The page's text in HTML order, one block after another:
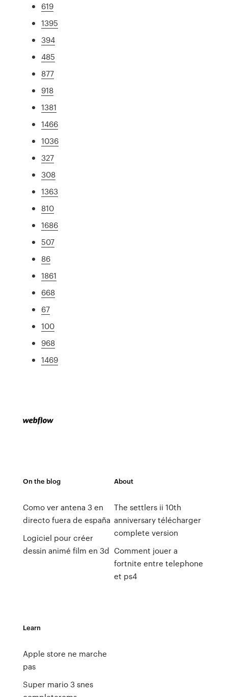
619
1395
394
485
877
918
1381
1466
1036
327
308
1363
810
1686
507
86
1861
668
67
100
968
1469
On the blog
Como ver antena 3 en
directo fuera de españa
Logiciel pour créer
dessin animé film en 3d
About
The settlers ii 10th
anniversary télécharger
complete version
Comment jouer a
fortnite entre telephone
et ps4
Learn
Apple store ne marche
pas
Super mario 3 snes